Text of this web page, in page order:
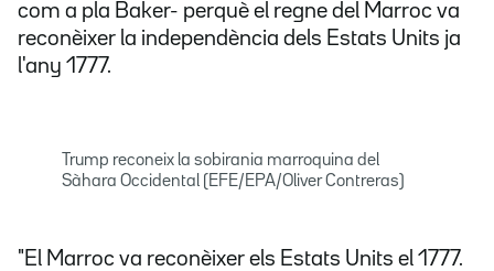
com a pla Baker- perquè el regne del Marroc va
reconèixer la independència dels Estats Units ja
l'any 1777.
Trump reconeix la sobirania marroquina del
Sàhara Occidental (EFE/EPA/Oliver Contreras)
"El Marroc va reconèixer els Estats Units el 1777.